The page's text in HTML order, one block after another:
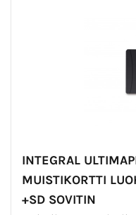
INTEGRAL
MUISTIKORTTI
+SD SOVITIN